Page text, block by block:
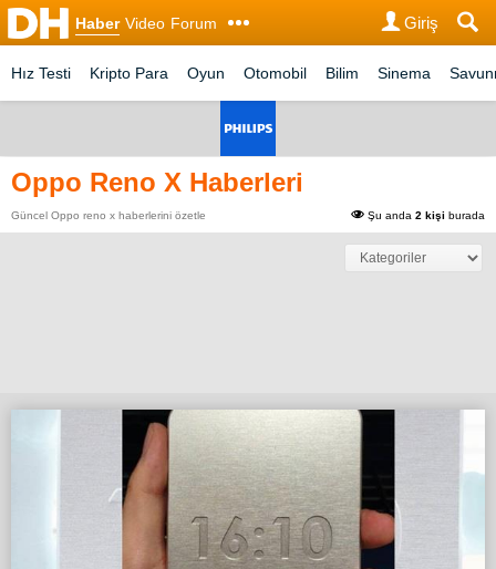
Haber Video Forum Giriş
Hız Testi Kripto Para Oyun Otomobil Bilim Sinema
Oppo Reno X Haberleri
Güncel Oppo reno x haberlerini özetle Şu anda 2 kişi burada